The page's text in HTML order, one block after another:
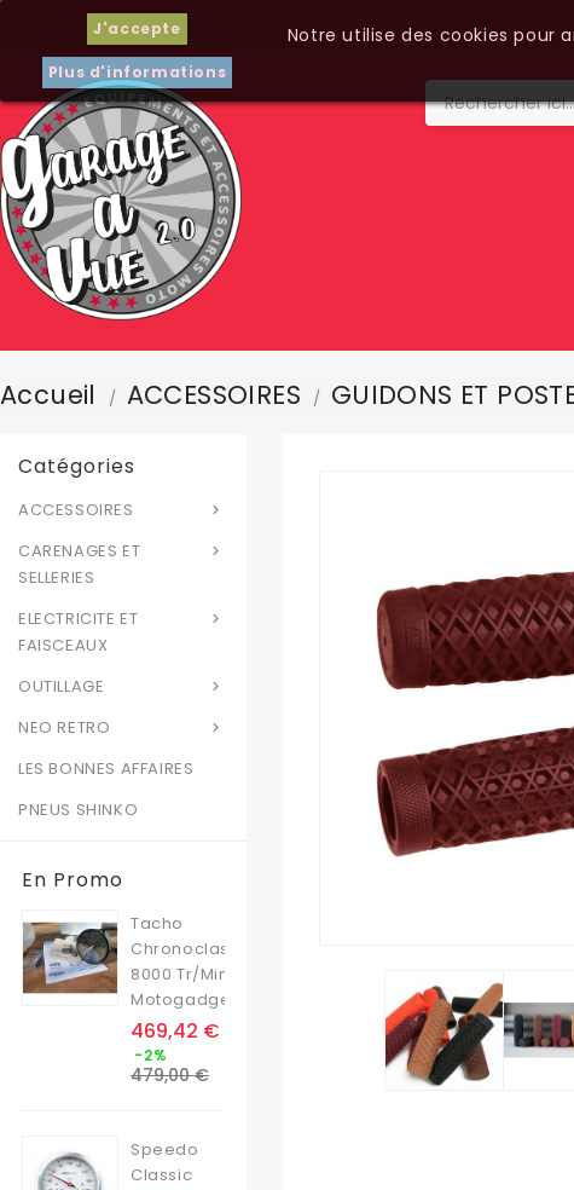
J'accepte
Plus d'informations
Notre utilise des cookies pour
Accueil ACCESSOIRES GUIDONS ET
Catégories

ACCESSOIRES

CARENAGES ET
SELLERIES

ELECTRICITE ET
FAISCEAUX

OUTILLAGE

NEO RETRO
LES BONNES AFFAIRES
PNEUS SHINKO
En Promo
Tacho
Chronoclassic
8000 Tr/min
Motogadget
Prix
469,42 €
-2%
de
479,00 €
Speedo
Classic